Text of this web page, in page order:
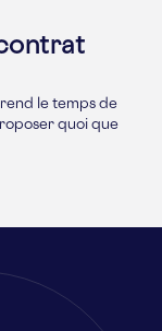
le temps de
quoi que